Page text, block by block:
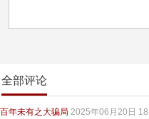
全部评论
百年未有之大骗局 2025年06月20日